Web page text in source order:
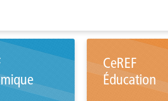
CeREF
Éducation